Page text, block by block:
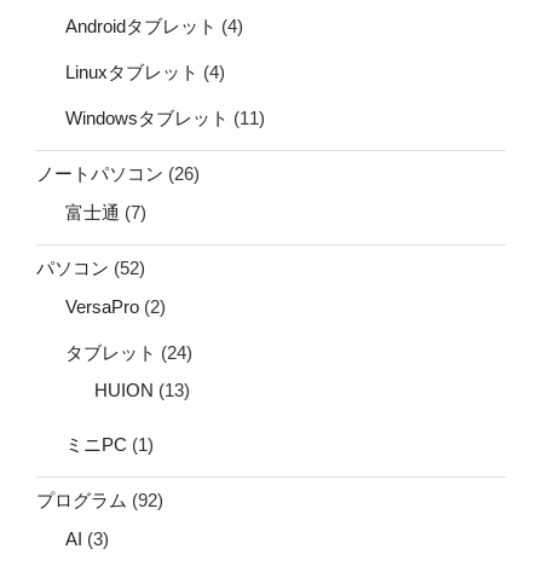
Androidタブレット (4)
Linuxタブレット (4)
Windowsタブレット (11)
ノートパソコン (26)
富士通 (7)
パソコン (52)
VersaPro (2)
タブレット (24)
HUION (13)
ミニPC (1)
プログラム (92)
AI (3)